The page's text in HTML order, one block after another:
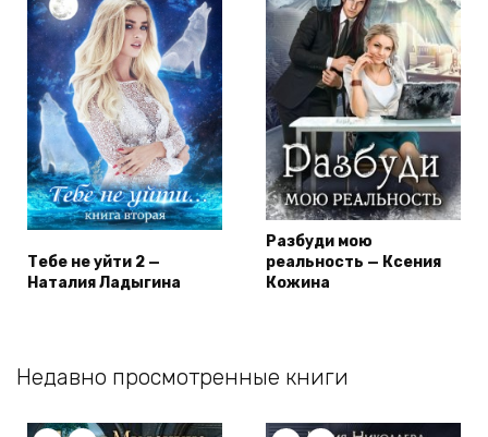
Тебе не уйти 2 —
Наталия Ладыгина
Разбуди мою
реальность — Ксения
Кожина
Недавно просмотренные книги